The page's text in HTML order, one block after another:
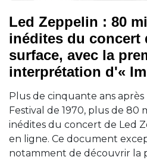
Led Zeppelin : 80
inédites du concert
surface, avec la
interprétation d'«
Plus de cinquante ans
Festival de 1970, plus de 80
inédites du concert de Led
en ligne. Ce document
notamment de découvrir la